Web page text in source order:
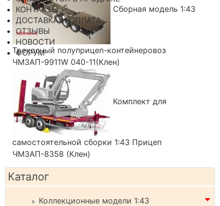
КОНТАКТЫ
ДОСТАВКА И ОПЛАТА
ОТЗЫВЫ
НОВОСТИ
ФОРУМ
Сборная модель 1:43
Трехосный полуприцеп-контейнеровоз
ЧМЗАП-9911W 040-11(Клен)
Комплект для
самостоятельной сборки 1:43 Прицеп
ЧМЗАП-8358 (Клен)
Каталог
Коллекционные модели 1:43